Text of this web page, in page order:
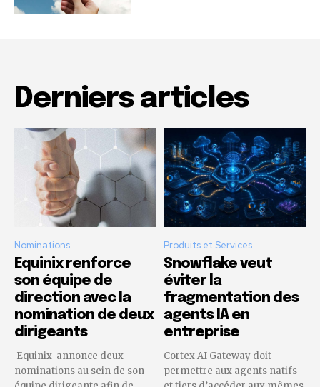
Derniers articles
Nominations
Equinix renforce
son équipe de
direction avec la
nomination de deux
dirigeants
Equinix annonce deux
nominations au sein de son
Produits et Services
Snowflake veut
éviter la
fragmentation des
agents IA en
entreprise
Cortex AI Gateway doit
permettre aux agents natifs